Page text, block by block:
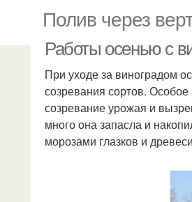
Полив через
Работы осенью с
При уходе за виноградом
созревания сортов.
созревание урожая и
много она запасла и
морозами глазков и